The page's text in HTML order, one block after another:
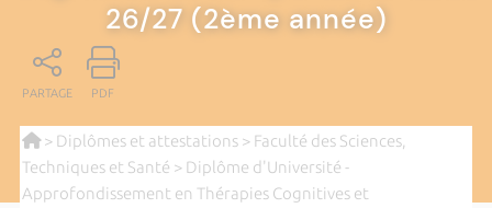
26/27 (2ème année)
PARTAGE PDF
> Diplômes et attestations> Faculté des Sciences,
Techniques et Santé > Diplôme d'Université -
Approfondissement en Thérapies Cognitives et